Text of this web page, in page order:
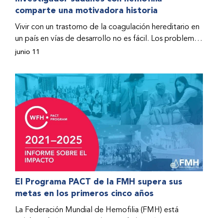
hospitalizado y terminó con daños graves en ambas
donado a través del Programa de Ayuda Humanitaria
de la Federación Mundial de Hemofilia (FMH) cuando
Fendi encontró la esperanza de una vida mejor.
comparte una motivadora historia
Vivir con un trastorno de la coagulación hereditario en
un país en vías de desarrollo no es fácil. Los problemas
se multiplican drásticamente cuando el país también
Hashim, hombre sudanés con hemofilia B, la vida no
representaba más que retos cotidianos hasta que la
asistencia proporcionada por la Federación Mundial
de Hemofilia (FMH) y su Programa de Ayuda
Humanitaria salvo su vida.
junio 11
El Programa PACT de la FMH supera sus
metas en los primeros cinco años
La Federación Mundial de Hemofilia (FMH) está